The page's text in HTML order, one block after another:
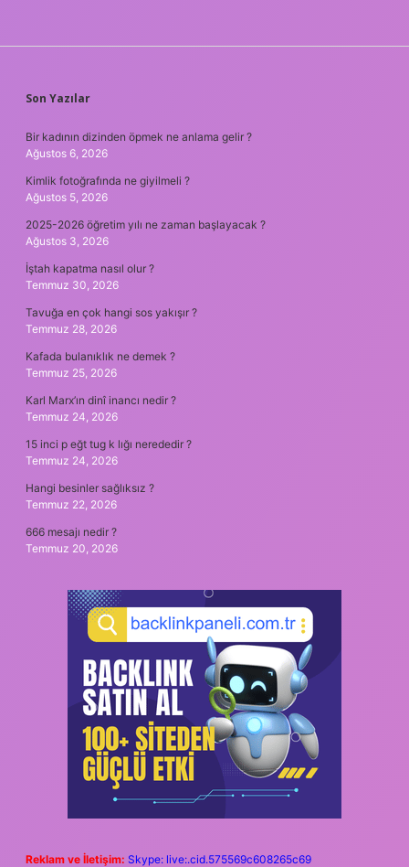
SIDEBAR
Son Yazılar
Bir kadının dizinden öpmek ne anlama gelir ?
Ağustos 6, 2026
Kimlik fotoğrafında ne giyilmeli ?
Ağustos 5, 2026
2025-2026 öğretim yılı ne zaman başlayacak ?
Ağustos 3, 2026
İştah kapatma nasıl olur ?
Temmuz 30, 2026
Tavuğa en çok hangi sos yakışır ?
Temmuz 28, 2026
Kafada bulanıklık ne demek ?
Temmuz 25, 2026
Karl Marx’ın dinî inancı nedir ?
Temmuz 24, 2026
15 inci p eğt tug k lığı nerededir ?
Temmuz 24, 2026
Hangi besinler sağlıksız ?
Temmuz 22, 2026
666 mesajı nedir ?
Temmuz 20, 2026
Reklam ve İletişim: Skype: live:.cid.575569c608265c69